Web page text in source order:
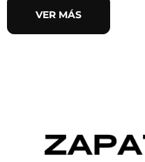
VER MÁS